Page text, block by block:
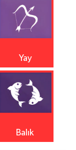
Yay
Balık